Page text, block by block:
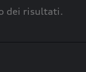
dei risultati.